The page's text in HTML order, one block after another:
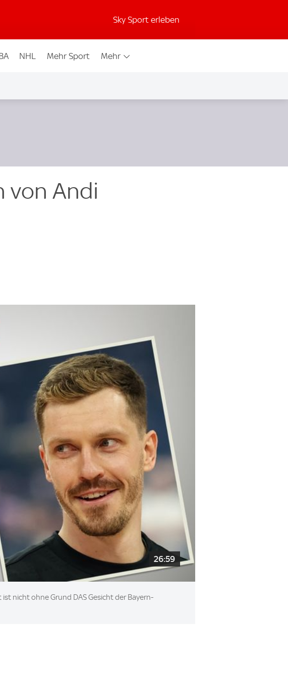
Sky Sport erleben
NHL Mehr Sport Mehr
von Andi
26:59
nicht ohne Grund DAS Gesicht der Bayern-